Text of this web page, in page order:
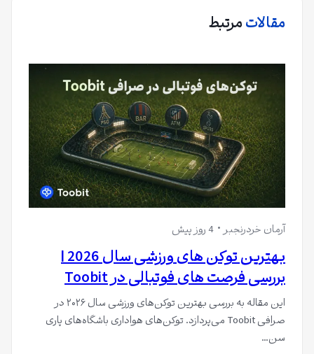
مقالاتمرتبط
آرمان خردرنجبر 4 روز پیش
بهترین توکن های ورزشی سال 2026 |
بررسی فرصت های فوتبالی در Toobit
این مقاله به بررسی بهترین توکن‌های ورزشی سال ۲۰۲۶ در
صرافی Toobit می‌پردازد. توکن‌های هواداری باشگاه‌های پاری
سن…